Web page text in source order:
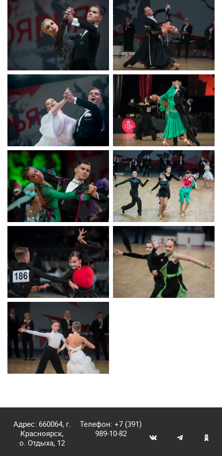
Адрес: 660064, г.
Красноярск,
о. Отдыха, 12
Телефон:+7 (391)
989-10-82